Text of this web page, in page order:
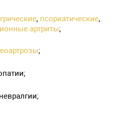
, псориатические,
артриты;
;